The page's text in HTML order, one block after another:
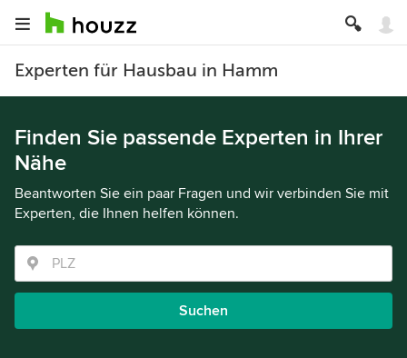
Experten für Hausbau in Hamm
Finden Sie passende Experten in Ihrer
Nähe
Beantworten Sie ein paar Fragen und wir verbinden Sie mit
Experten, die Ihnen helfen können.
Suchen